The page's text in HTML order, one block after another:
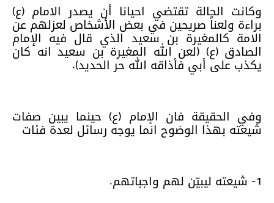
وكانت الحالة تقتضي احيانا أن يصدر الامام (ع)
براءة ولعناً صريحين في بعض الأشخاص لعزلهم عن
الامة كالمغيرة بن سعيد الذي قال فيه الإمام
الصادق (ع) (لعن الله المغيرة بن سعيد انه كان
يكذب على أبي فأذاقه الله حر الحديد).
وفي الحقيقة فان الإمام (ع) حينما يبين صفات
شيعته بهذا الوضوح انما يوجه رسائل لعدة فئات
1- شيعته ليبيّن لهم واجباتهم.